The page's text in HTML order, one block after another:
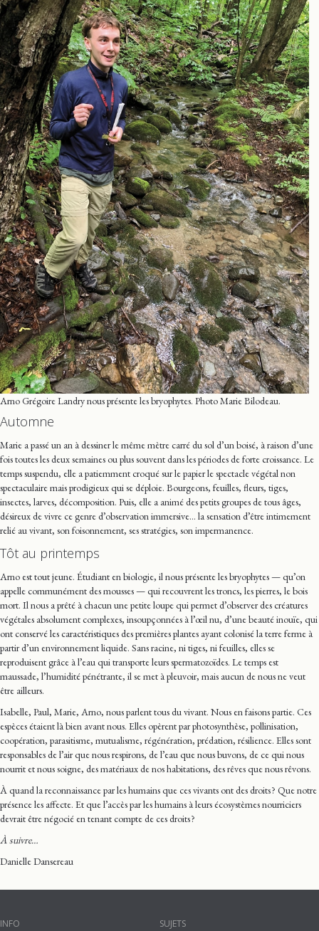
Arno Grégoire Landry nous présente les bryophytes. Photo Marie Bilodeau.
Automne
Marie a passé un an à dessiner le même mètre carré du sol d’un boisé, à raison d’une
fois toutes les deux semaines ou plus souvent dans les périodes de forte croissance. Le
temps suspendu, elle a patiemment croqué sur le papier le spectacle végétal non
spectaculaire mais prodigieux qui se déploie. Bourgeons, feuilles, fleurs, tiges,
insectes, larves, décomposition. Puis, elle a animé des petits groupes de tous âges,
désireux de vivre ce genre d’observation immersive… la sensation d’être intimement
relié au vivant, son foisonnement, ses stratégies, son impermanence.
Tôt au printemps
Arno est tout jeune. Étudiant en biologie, il nous présente les bryophytes — qu’on
appelle communément des mousses — qui recouvrent les troncs, les pierres, le bois
mort. Il nous a prêté à chacun une petite loupe qui permet d’observer des créatures
végétales absolument complexes, insoupçonnées à l’œil nu, d’une beauté inouïe, qui
ont conservé les caractéristiques des premières plantes ayant colonisé la terre ferme à
partir d’un environnement liquide. Sans racine, ni tiges, ni feuilles, elles se
reproduisent grâce à l’eau qui transporte leurs spermatozoïdes. Le temps est
maussade, l’humidité pénétrante, il se met à pleuvoir, mais aucun de nous ne veut
être ailleurs.
Isabelle, Paul, Marie, Arno, nous parlent tous du vivant. Nous en faisons partie. Ces
espèces étaient là bien avant nous. Elles opèrent par photosynthèse, pollinisation,
coopération, parasitisme, mutualisme, régénération, prédation, résilience. Elles sont
responsables de l’air que nous respirons, de l’eau que nous buvons, de ce qui nous
nourrit et nous soigne, des matériaux de nos habitations, des rêves que nous rêvons.
À quand la reconnaissance par les humains que ces vivants ont des droits ? Que notre
présence les affecte. Et que l’accès par les humains à leurs écosystèmes nourriciers
devrait être négocié en tenant compte de ces droits ?
À suivre…
Danielle Dansereau
INFO SUJETS